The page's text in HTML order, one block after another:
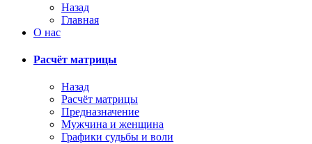
Назад
Главная
О нас
Расчёт матрицы
Назад
Расчёт матрицы
Предназначение
Мужчина и женщина
Графики судьбы и воли